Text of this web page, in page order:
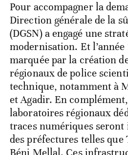
Pour accompagner la
Direction générale de la
(DGSN) a engagé une
modernisation. Et l’année
marquée par la création
régionaux de police
technique, notamment à
et Agadir. En
laboratoires régionaux
traces numériques seront
des préfectures telles que